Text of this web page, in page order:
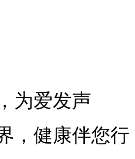
为爱发声
，健康伴您行